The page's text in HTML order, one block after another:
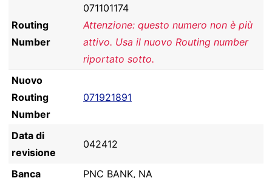
Routing
Number
071101174
Attenzione: questo numero non è più
attivo. Usa il nuovo Routing number
riportato sotto.
Nuovo
Routing
Number
071921891
Data di
revisione
042412
Banca
PNC BANK, NA